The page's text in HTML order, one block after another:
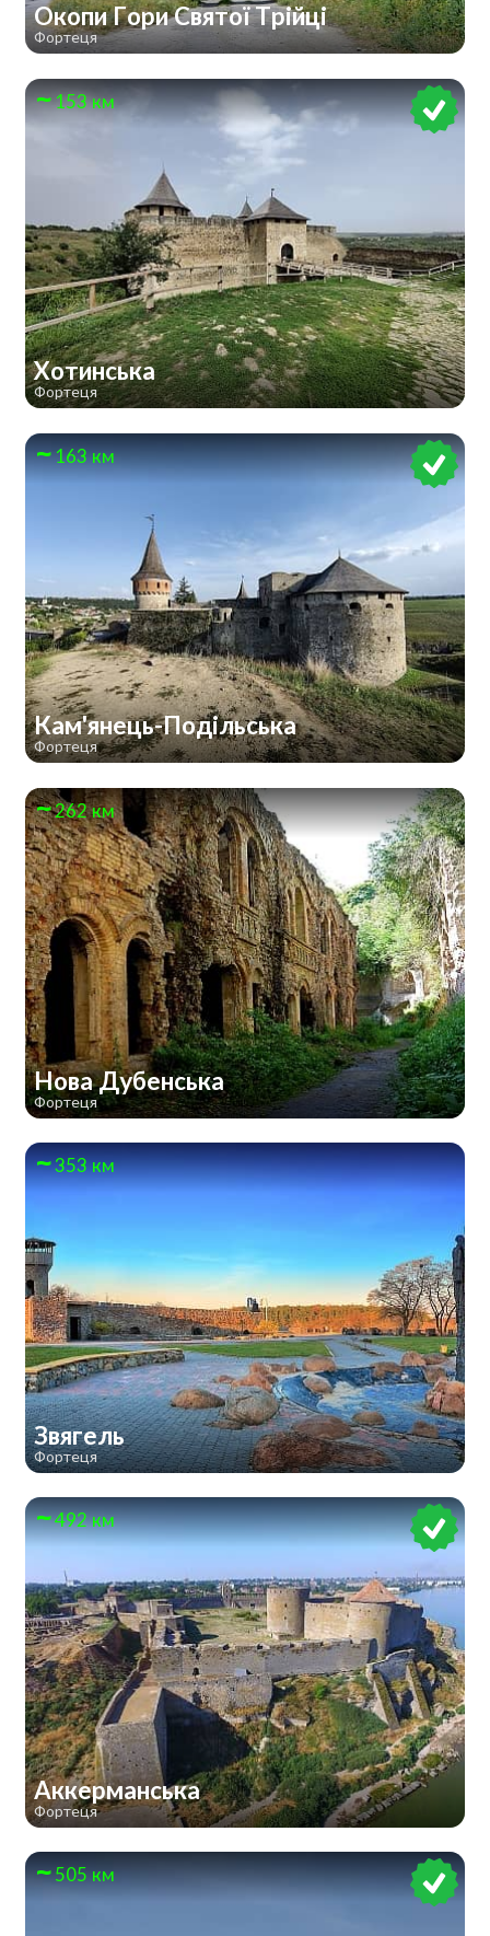
Окопи Гори Святої Трійці
Фортеця
153 км
Хотинська
Фортеця
163 км
Кам'янець-Подільська
Фортеця
262 км
Нова Дубенська
Фортеця
353 км
Звягель
Фортеця
492 км
Аккерманська
Фортеця
505 км